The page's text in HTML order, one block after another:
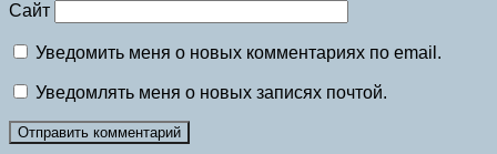
Сайт
Уведомить меня о новых комментариях по email.
Уведомлять меня о новых записях почтой.